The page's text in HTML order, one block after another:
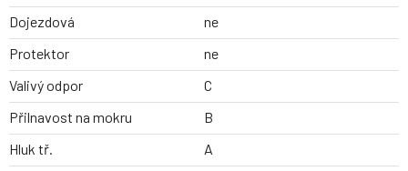
Dojezdová
ne
Protektor
ne
Valivý odpor
C
Přilnavost na mokru
B
Hluk tř.
A